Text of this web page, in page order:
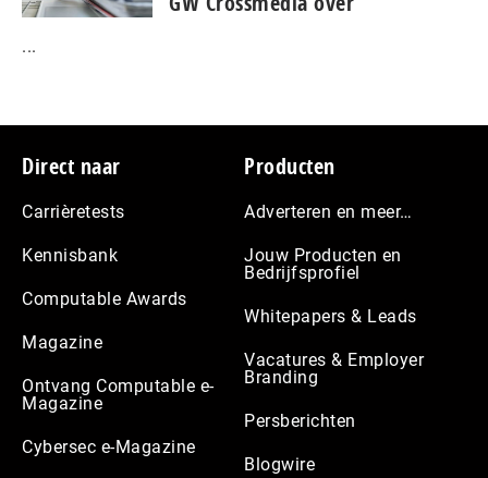
...
Footer
Direct naar
Carrièretests
Kennisbank
Computable Awards
Magazine
Ontvang Computable e-
Magazine
Cybersec e-Magazine
Producten
Adverteren en meer…
Jouw Producten en
Bedrijfsprofiel
Whitepapers & Leads
Vacatures & Employer
Branding
Persberichten
Blogwire